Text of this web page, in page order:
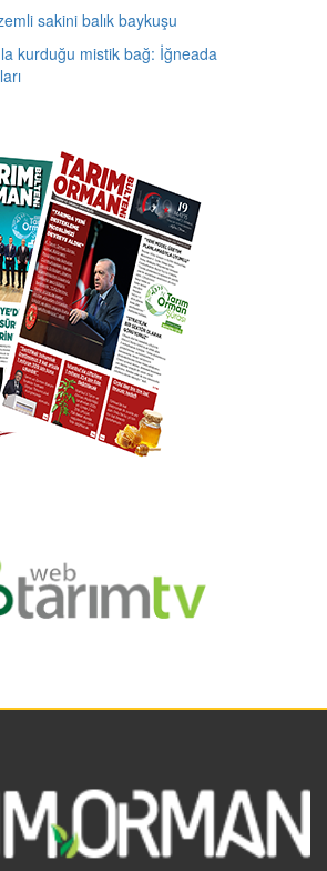
sakini balık baykuşu
kurduğu mistik bağ: İğneada